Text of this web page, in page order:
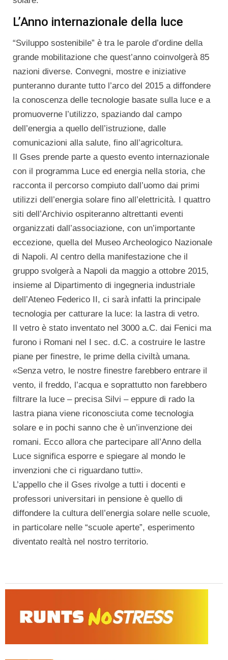
L’Anno internazionale della luce
“Sviluppo sostenibile” è tra le parole d’ordine della
grande mobilitazione che quest’anno coinvolgerà 85
nazioni diverse. Convegni, mostre e iniziative
punteranno durante tutto l’arco del 2015 a diffondere
la conoscenza delle tecnologie basate sulla luce e a
promuoverne l’utilizzo, spaziando dal campo
dell’energia a quello dell’istruzione, dalle
comunicazioni alla salute, fino all’agricoltura.
Il Gses prende parte a questo evento internazionale
con il programma Luce ed energia nella storia, che
racconta il percorso compiuto dall’uomo dai primi
utilizzi dell’energia solare fino all’elettricità. I quattro
siti dell’Archivio ospiteranno altrettanti eventi
organizzati dall’associazione, con un’importante
eccezione, quella del Museo Archeologico Nazionale
di Napoli. Al centro della manifestazione che il
gruppo svolgerà a Napoli da maggio a ottobre 2015,
insieme al Dipartimento di ingegneria industriale
dell’Ateneo Federico II, ci sarà infatti la principale
tecnologia per catturare la luce: la lastra di vetro.
Il vetro è stato inventato nel 3000 a.C. dai Fenici ma
furono i Romani nel I sec. d.C. a costruire le lastre
piane per finestre, le prime della civiltà umana.
«Senza vetro, le nostre finestre farebbero entrare il
vento, il freddo, l’acqua e soprattutto non farebbero
filtrare la luce – precisa Silvi – eppure di rado la
lastra piana viene riconosciuta come tecnologia
solare e in pochi sanno che è un’invenzione dei
romani. Ecco allora che partecipare all’Anno della
Luce significa esporre e spiegare al mondo le
invenzioni che ci riguardano tutti».
L’appello che il Gses rivolge a tutti i docenti e
professori universitari in pensione è quello di
diffondere la cultura dell’energia solare nelle scuole,
in particolare nelle “scuole aperte”, esperimento
diventato realtà nel nostro territorio.